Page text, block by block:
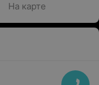
На карте